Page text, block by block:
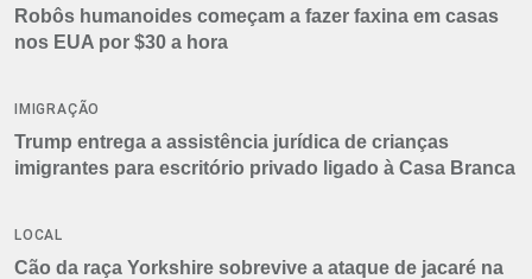
Robôs humanoides começam a fazer faxina em casas
nos EUA por $30 a hora
IMIGRAÇÃO
Trump entrega a assistência jurídica de crianças
imigrantes para escritório privado ligado à Casa Branca
LOCAL
Cão da raça Yorkshire sobrevive a ataque de jacaré na